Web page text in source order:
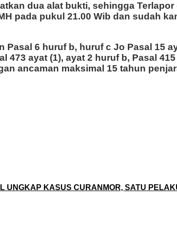
dua alat bukti, sehingga
pada pukul 21.00 Wib dan sudah
6 huruf b, huruf c Jo Pasal 15
473 ayat (1), ayat 2 huruf b, Pasal
ancaman maksimal 15 tahun
UNGKAP KASUS CURANMOR, SATU